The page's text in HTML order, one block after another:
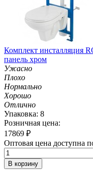
Комплект инсталляция
панель хром
Ужасно
Плохо
Нормально
Хорошо
Отлично
Упаковка: 8
Розничная цена:
17869 ₽
Оптовая цена доступна
В корзину